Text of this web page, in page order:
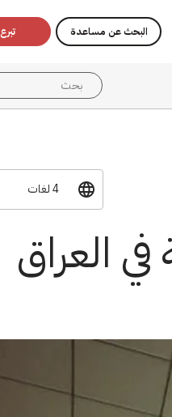
البحث عن مساعدة تبرع
العراق